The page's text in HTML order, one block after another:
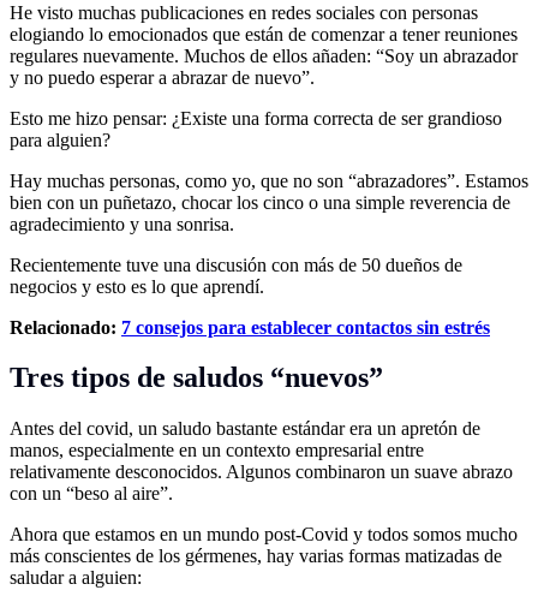
He visto muchas publicaciones en redes sociales con personas
elogiando lo emocionados que están de comenzar a tener reuniones
regulares nuevamente. Muchos de ellos añaden: “Soy un abrazador
y no puedo esperar a abrazar de nuevo”.
Esto me hizo pensar: ¿Existe una forma correcta de ser grandioso
para alguien?
Hay muchas personas, como yo, que no son “abrazadores”. Estamos
bien con un puñetazo, chocar los cinco o una simple reverencia de
agradecimiento y una sonrisa.
Recientemente tuve una discusión con más de 50 dueños de
negocios y esto es lo que aprendí.
Relacionado: 7 consejos para establecer contactos sin estrés
Tres tipos de saludos “nuevos”
Antes del covid, un saludo bastante estándar era un apretón de
manos, especialmente en un contexto empresarial entre
relativamente desconocidos. Algunos combinaron un suave abrazo
con un “beso al aire”.
Ahora que estamos en un mundo post-Covid y todos somos mucho
más conscientes de los gérmenes, hay varias formas matizadas de
saludar a alguien: